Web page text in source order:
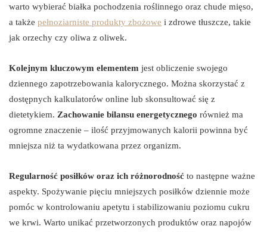
warto wybierać białka pochodzenia roślinnego oraz chude mięso,
a także pełnoziarniste produkty zbożowe i zdrowe tłuszcze, takie
jak orzechy czy oliwa z oliwek.
Kolejnym kluczowym elementem jest obliczenie swojego
dziennego zapotrzebowania kalorycznego. Można skorzystać z
dostępnych kalkulatorów online lub skonsultować się z
dietetykiem. Zachowanie bilansu energetycznego również ma
ogromne znaczenie – ilość przyjmowanych kalorii powinna być
mniejsza niż ta wydatkowana przez organizm.
Regularność posiłków oraz ich różnorodność to następne ważne
aspekty. Spożywanie pięciu mniejszych posiłków dziennie może
pomóc w kontrolowaniu apetytu i stabilizowaniu poziomu cukru
we krwi. Warto unikać przetworzonych produktów oraz napojów